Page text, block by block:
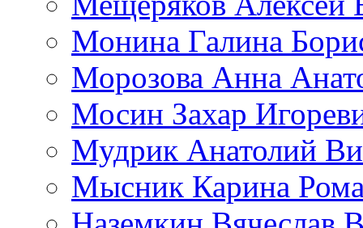
Монина Галина
Морозова Анна
Мосин Захар
Мудрик Анатолий
Мысник Карина